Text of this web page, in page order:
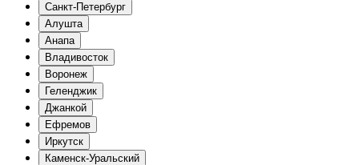
Санкт-Петербург
Алушта
Анапа
Владивосток
Воронеж
Геленджик
Джанкой
Ефремов
Иркутск
Каменск-Уральский